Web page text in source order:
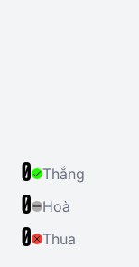
0 Thắng
0 Hoà
0 Thua